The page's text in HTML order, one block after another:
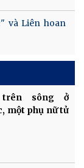
và Liên hoan
trên sông ở
một phụ nữ tử